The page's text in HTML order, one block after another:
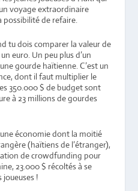
voyage extraordinaire
possibilité de refaire.
tu dois comparer la valeur de
euro. Un peu plus d’un
gourde haïtienne. C’est un
dont il faut multiplier le
350.000 $ de budget sont
à 23 millions de gourdes
économie dont la moitié
(haïtiens de l’étranger),
de crowdfunding pour
23.000 $ récoltés à se
!